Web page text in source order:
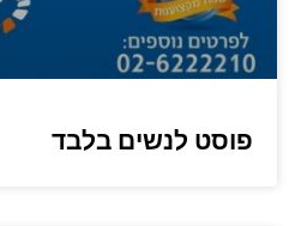
פוסט לנשים בלבד